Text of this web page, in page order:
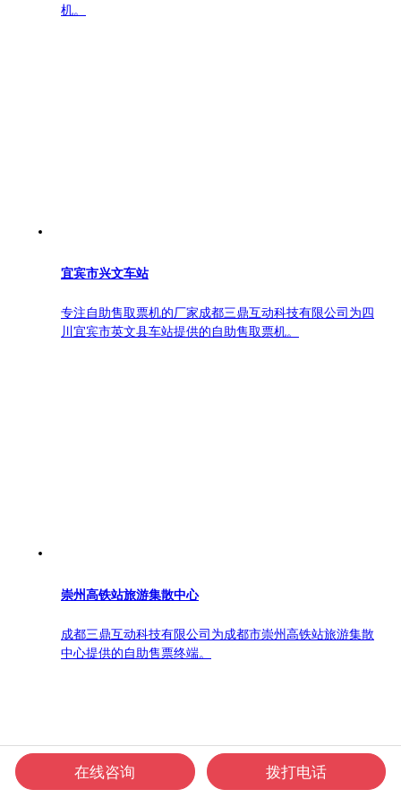
机。
宜宾市兴文车站
专注自助售取票机的厂家成都三鼎互动科技有限公司为四
川宜宾市英文县车站提供的自助售取票机。
崇州高铁站旅游集散中心
成都三鼎互动科技有限公司为成都市崇州高铁站旅游集散
中心提供的自助售票终端。
在线咨询 拨打电话